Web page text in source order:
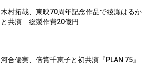
木村拓哉、東映70周年記念作品で綾瀬はるか
と共演 総製作費20億円
河合優実、倍賞千恵子と初共演『PLAN 75』